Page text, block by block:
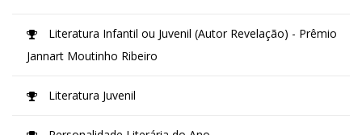
Literatura Infantil ou Juvenil (Autor Revelação) - Prêmio
Jannart Moutinho Ribeiro
Literatura Juvenil